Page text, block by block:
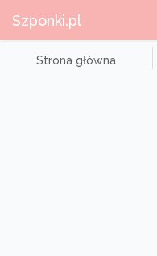
Szponki.pl
Strona główna